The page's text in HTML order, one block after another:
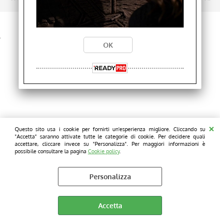
Questo sito usa i cookie per fornirti un'esperienza migliore. Cliccando su
"Accetta" saranno attivate tutte le categorie di cookie. Per decidere quali
accettare, cliccare invece su "Personalizza". Per maggiori informazioni è
possibile consultare la pagina Cookie policy.
Personalizza
Accetta
28001810 P.I. 12761730154
Cookie policy